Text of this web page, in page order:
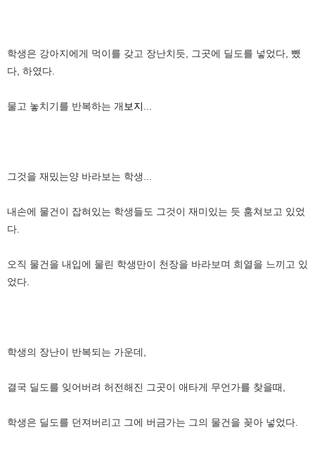
학생은 강아지에게 먹이를 갖고 장난치듯, 그곳에 딜도를 넣었다, 뺐
다, 하였다.
물고 놓치기를 반복하는 개 보지
그것을 재밌는양 바라보는 학생...
내손에 물건이 잡혀있는 학생들도 그것이 재미있는 듯 훔쳐보고 있었
다.
오직 물건을 내입에 물린 학생만이 천장을 바라보며 희열을 느끼고 있
었다.
학생의 장난이 반복되는 가운데,
결국 딜도를 잊어버려 허전해진 그곳이 애타게 무언가를 찾을때,
학생은 딜도를 던져버리고 그에 버금가는 그의 물건을 꽂아 넣었다.